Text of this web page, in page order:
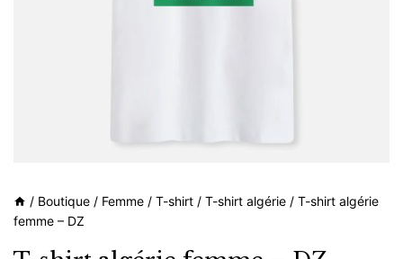
/ Boutique / Femme / T-shirt / T-shirt algérie / T-shirt algérie
femme – DZ